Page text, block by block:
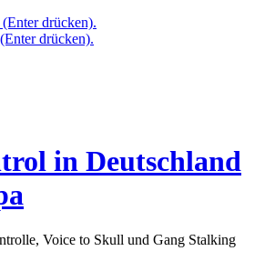
drücken).
drücken).
in Deutschland
Voice to Skull und Gang Stalking